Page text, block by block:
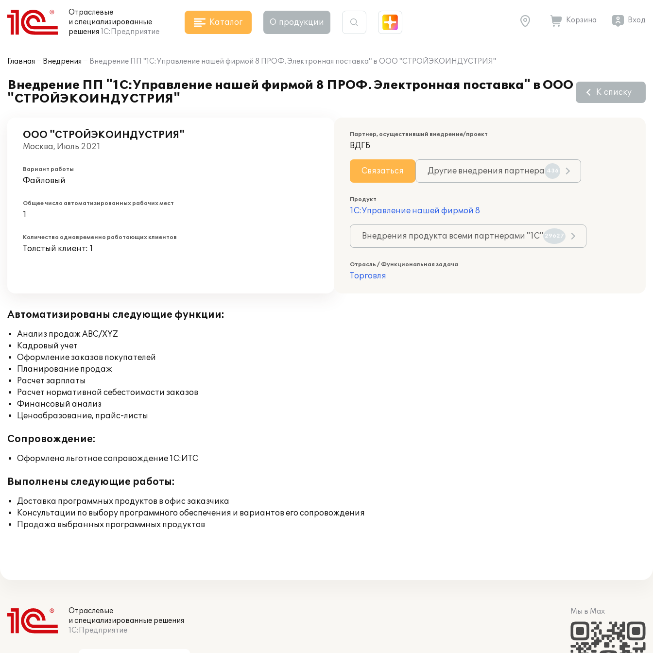
Отраслевые
и специализированные
решения 1С:Предприятие
Каталог О продукции Корзина Вход
Главная Внедрения Внедрение ПП "1С:Управление нашей фирмой 8 ПРОФ. Электронная поставка" в ООО "СТРОЙЭКОИНДУСТРИЯ"
Внедрение ПП "1С:Управление нашей фирмой 8 ПРОФ. Электронная поставка" в ООО
"СТРОЙЭКОИНДУСТРИЯ"
К списку
ООО "СТРОЙЭКОИНДУСТРИЯ"
Москва, Июль 2021
Вариант работы
Файловый
Общее число автоматизированных рабочих мест
1
Количество одновременно работающих клиентов
Толстый клиент: 1
Партнер, осуществивший внедрение/проект
ВДГБ
Связаться Другие внедрения партнера 436
Продукт
1С:Управление нашей фирмой 8
Внедрения продукта всеми партнерами "1С" 29627
Отрасль / Функциональная задача
Торговля
Автоматизированы следующие функции:
Анализ продаж ABC/XYZ
Кадровый учет
Оформление заказов покупателей
Планирование продаж
Расчет зарплаты
Расчет нормативной себестоимости заказов
Финансовый анализ
Ценообразование, прайс-листы
Сопровождение:
Оформлено льготное сопровождение 1С:ИТС
Выполнены следующие работы:
Доставка программных продуктов в офис заказчика
Консультации по выбору программного обеспечения и вариантов его сопровождения
Продажа выбранных программных продуктов
Отраслевые
и специализированные решения
1С:Предприятие
Мы в Max